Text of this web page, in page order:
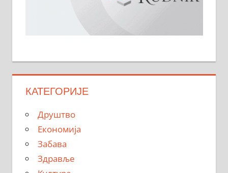
КАТЕГОРИЈЕ
Друштво
Економија
Забава
Здравље